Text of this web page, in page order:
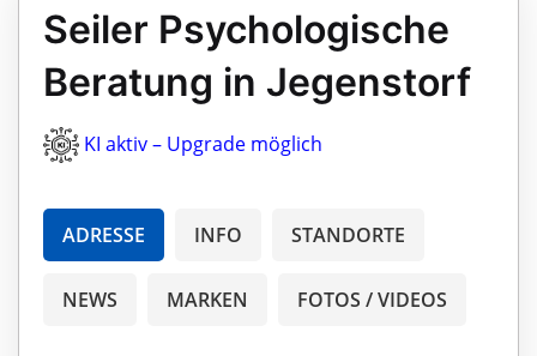
Seiler Psychologische
Beratung in Jegenstorf
KI aktiv – Upgrade möglich
ADRESSE INFO STANDORTE
NEWS MARKEN FOTOS / VIDEOS